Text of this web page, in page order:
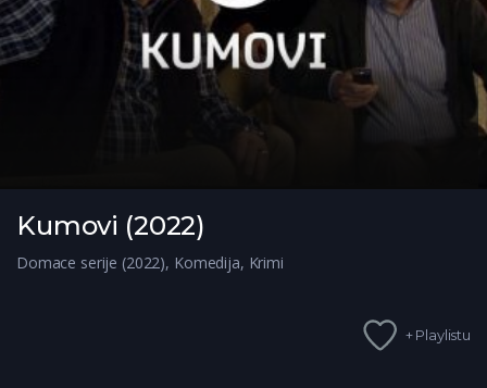
Kumovi (2022)
Domace serije (2022), Komedija, Krimi
+ Playlistu